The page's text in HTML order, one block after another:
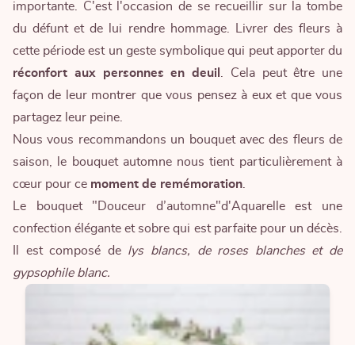
importante. C'est l'occasion de se recueillir sur la tombe
du défunt et de lui rendre hommage. Livrer des fleurs à
cette période est un geste symbolique qui peut apporter du
réconfort aux personnes en deuil
. Cela peut être une
façon de leur montrer que vous pensez à eux et que vous
partagez leur peine.
Nous vous recommandons un bouquet avec des fleurs de
saison, le bouquet automne nous tient particulièrement à
cœur pour ce moment de remémoration
Le bouquet "Douceur d’automne"d'Aquarelle est une
confection élégante et sobre qui est parfaite pour un décès.
Il est composé de lys blancs, de roses blanches et de
gypsophile blanc.